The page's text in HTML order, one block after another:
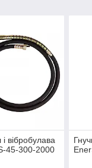
вібробулава
45-300-2000